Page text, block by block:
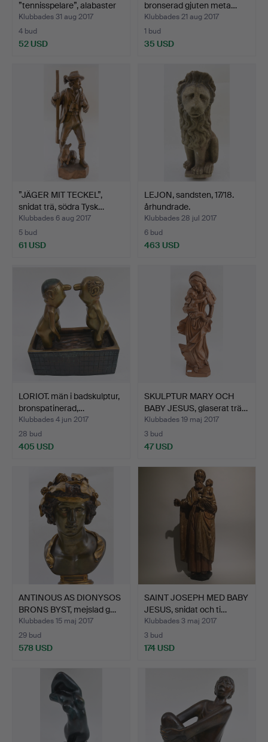
”tennisspelare”, alabaster
på …
Klubbades 31 aug 2017
4 bud
52 USD
bronserad gjuten meta…
Klubbades 21 aug 2017
1 bud
35 USD
”JÄGER MIT TECKEL”,
snidat trä, södra Tysk…
Klubbades 6 aug 2017
5 bud
61 USD
LEJON, sandsten, 17/18.
århundrade.
Klubbades 28 jul 2017
6 bud
463 USD
LORIOT. män i badskulptur,
bronspatinerad,…
Klubbades 4 jun 2017
28 bud
405 USD
SKULPTUR MARY OCH
BABY JESUS, glaserat trä…
Klubbades 19 maj 2017
3 bud
47 USD
ANTINOUS AS DIONYSOS
BRONS BYST, mejslad g…
Klubbades 15 maj 2017
29 bud
578 USD
SAINT JOSEPH MED BABY
JESUS, snidat och ti…
Klubbades 3 maj 2017
3 bud
174 USD